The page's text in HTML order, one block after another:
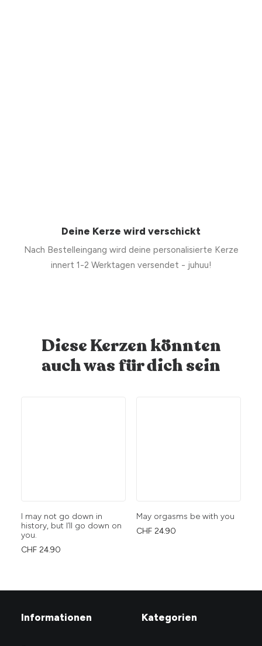
Deine Kerze wird verschickt
Nach Bestelleingang wird deine personalisierte Kerze
innert 1-2 Werktagen versendet - juhuu!
Diese Kerzen könnten
auch was für dich sein
I may not go down in
history, but I’ll go down on
you.
CHF 24.90
May orgasms be with you
CHF 24.90
Informationen Kategorien